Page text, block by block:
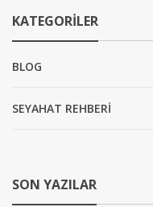
KATEGORILER
BLOG
SEYAHAT REHBERİ
SON YAZILAR